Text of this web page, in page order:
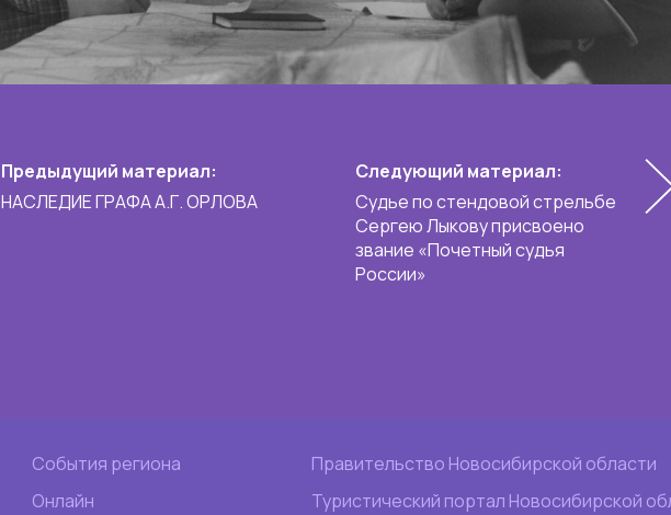
Предыдущий материал:
НАСЛЕДИЕ ГРАФА А.Г. ОРЛОВА
Следующий материал:
Судье по стендовой стрельбе
Сергею Лыкову присвоено
звание «Почетный судья
России»
События региона
Онлайн
Правительство Новосибирской области
Туристический портал Новосибирской